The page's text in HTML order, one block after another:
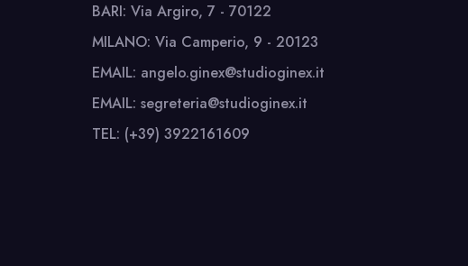
BARI: Via Argiro, 7 - 70122
MILANO: Via Camperio, 9 - 20123
EMAIL: angelo.ginex@studioginex.it
EMAIL: segreteria@studioginex.it
TEL: (+39) 3922161609